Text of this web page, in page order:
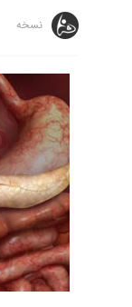
نسخه